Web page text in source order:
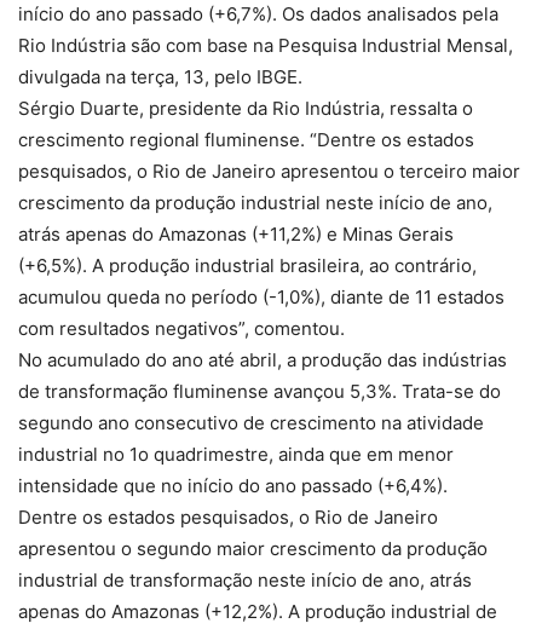
início do ano passado (+6,7%). Os dados analisados pela
Rio Indústria são com base na Pesquisa Industrial Mensal,
divulgada na terça, 13, pelo IBGE.
Sérgio Duarte, presidente da Rio Indústria, ressalta o
crescimento regional fluminense. “Dentre os estados
pesquisados, o Rio de Janeiro apresentou o terceiro maior
crescimento da produção industrial neste início de ano,
atrás apenas do Amazonas (+11,2%) e Minas Gerais
(+6,5%). A produção industrial brasileira, ao contrário,
acumulou queda no período (-1,0%), diante de 11 estados
com resultados negativos”, comentou.
No acumulado do ano até abril, a produção das indústrias
de transformação fluminense avançou 5,3%. Trata-se do
segundo ano consecutivo de crescimento na atividade
industrial no 1o quadrimestre, ainda que em menor
intensidade que no início do ano passado (+6,4%).
Dentre os estados pesquisados, o Rio de Janeiro
apresentou o segundo maior crescimento da produção
industrial de transformação neste início de ano, atrás
apenas do Amazonas (+12,2%). A produção industrial de